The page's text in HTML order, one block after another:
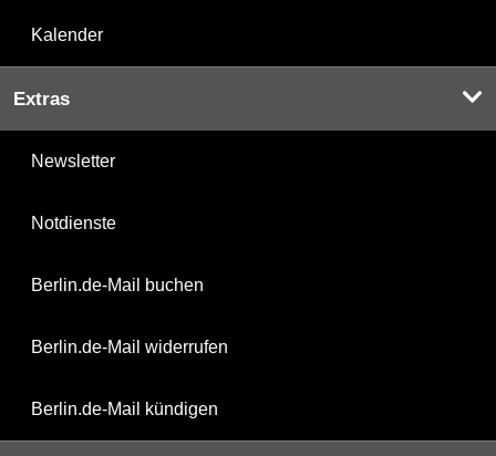
Kalender
Extras
Newsletter
Notdienste
Berlin.de-Mail buchen
Berlin.de-Mail widerrufen
Berlin.de-Mail kündigen